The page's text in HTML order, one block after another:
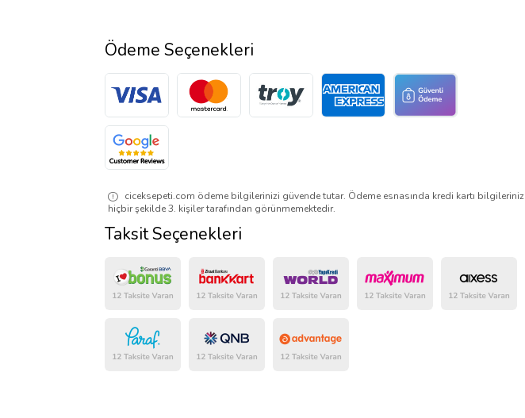
Ödeme Seçenekleri
ciceksepeti.com ödeme bilgilerinizi güvende tutar. Ödeme esnasında kredi kartı bilgileriniz
hiçbir şekilde 3. kişiler tarafından görünmemektedir.
Taksit Seçenekleri